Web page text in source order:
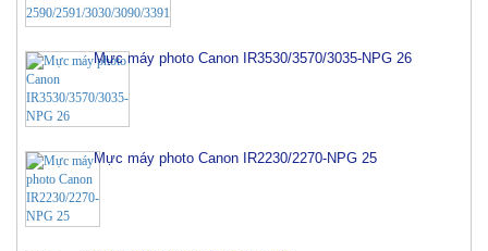
Mực máy photo Canon IR3530/3570/3035-NPG 26
Mực máy photo Canon IR2230/2270-NPG 25